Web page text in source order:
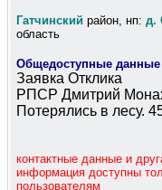
Гатчинский район, нп: д.
область
Общедоступные данные
Заявка Отклика
РПСР Дмитрий
Потерялись в лесу.
контактные данные и
информация доступны
пользователям